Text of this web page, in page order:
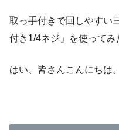
取っ手付きで回しやすい
付き1/4ネジ」を使ってみ
はい、皆さんこんにちは